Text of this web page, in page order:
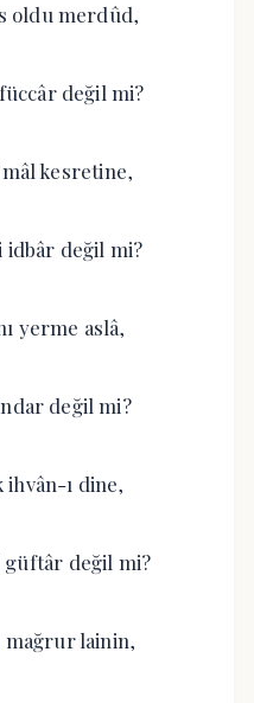
oldu merdûd,
değil mi?
kesretine,
idbâr değil mi?
yerme aslâ,
değil mi?
ihvân-ı dine,
güftâr değil mi?
mağrur lainin,